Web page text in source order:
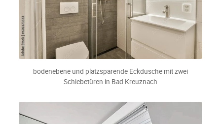
bodenebene und platzsparende Eckdusche mit zwei
Schiebetüren in Bad Kreuznach